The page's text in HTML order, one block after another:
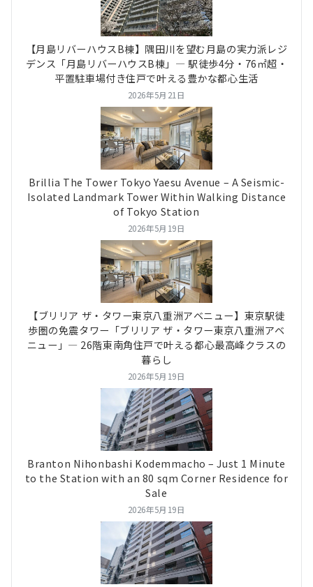
【月島リバーハウスB棟】隅田川を望む月島の実力派レジ
デンス「月島リバーハウスB棟」― 駅徒歩4分・76㎡超・
平置駐車場付き住戸で叶える豊かな都心生活
2026年5月21日
Brillia The Tower Tokyo Yaesu Avenue – A Seismic-
Isolated Landmark Tower Within Walking Distance
of Tokyo Station
2026年5月19日
【ブリリア ザ・タワー東京八重洲アベニュー】東京駅徒
歩圏の免震タワー「ブリリア ザ・タワー東京八重洲アベ
ニュー」― 26階東南角住戸で叶える都心最高峰クラスの
暮らし
2026年5月19日
Branton Nihonbashi Kodemmacho – Just 1 Minute
to the Station with an 80 sqm Corner Residence for
Sale
2026年5月19日